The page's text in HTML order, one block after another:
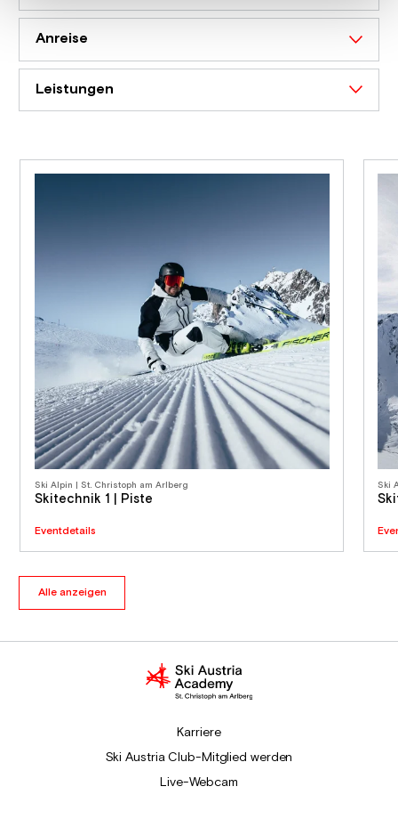
Anreise
Leistungen
Ski Alpin | St. Christoph am Arlberg
Skitechnik 1 | Piste
Eventdetails
Ski
Alle anzeigen
Karriere
Ski Austria Club-Mitglied werden
Live-Webcam